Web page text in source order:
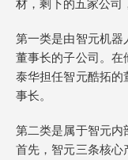
材，剩下的五家公司
第一类是由智元机器
董事长的子公司。在
泰华担任智元酷拓的
事长。
第二类是属于智元内
首先，智元三条核心